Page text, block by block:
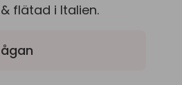
flätad i Italien.